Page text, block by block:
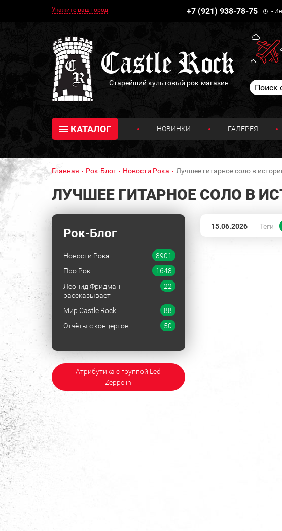
Укажите ваш город +7 (921) 938-78-75 -
Старейший культовый рок-магазин
КАТАЛОГ НОВИНКИ ГАЛЕРЕЯ
Главная Рок-Блог Новости Рока Лучшее гитарное соло в
ЛУЧШЕЕ ГИТАРНОЕ СОЛО В
Рок-Блог
Новости Рока
8901
Про Рок
1648
Леонид Фридман
рассказывает
22
Мир Castle Rock
88
Отчёты с концертов
50
Атрибутика с группой Led
Zeppelin
15.06.2026 Теги